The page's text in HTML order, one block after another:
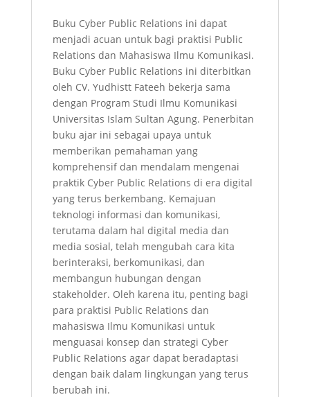
Buku Cyber Public Relations ini dapat
menjadi acuan untuk bagi praktisi Public
Relations dan Mahasiswa Ilmu Komunikasi.
Buku Cyber Public Relations ini diterbitkan
oleh CV. Yudhistt Fateeh bekerja sama
dengan Program Studi Ilmu Komunikasi
Universitas Islam Sultan Agung. Penerbitan
buku ajar ini sebagai upaya untuk
memberikan pemahaman yang
komprehensif dan mendalam mengenai
praktik Cyber Public Relations di era digital
yang terus berkembang. Kemajuan
teknologi informasi dan komunikasi,
terutama dalam hal digital media dan
media sosial, telah mengubah cara kita
berinteraksi, berkomunikasi, dan
membangun hubungan dengan
stakeholder. Oleh karena itu, penting bagi
para praktisi Public Relations dan
mahasiswa Ilmu Komunikasi untuk
menguasai konsep dan strategi Cyber
Public Relations agar dapat beradaptasi
dengan baik dalam lingkungan yang terus
berubah ini.